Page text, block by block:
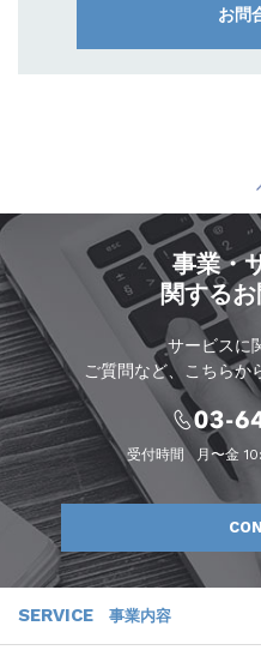
お問
事業・
関する
サービスに
ご質問など、こちらか
受付時間 月〜金
SERVICE 事業内容